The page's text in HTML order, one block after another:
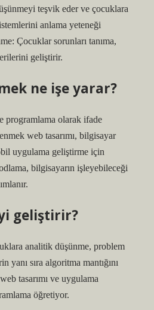
teşvik eder ve çocuklara
anlama yeteneği
Çocuklar sorunları tanıma,
geliştirir.
ne işe yarar?
programlama olarak ifade
web tasarımı, bilgisayar
uygulama geliştirme için
bilgisayarın işleyebileceği
geliştirir?
analitik düşünme, problem
yanı sıra algoritma mantığını
tasarımı ve uygulama
öğretiyor.